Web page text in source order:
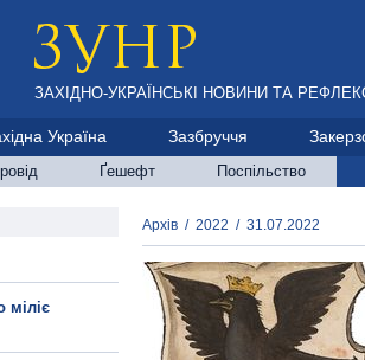
ЗАХІДНО-УКРАЇНСЬКІ НОВИНИ ТА
Україна Зазбруччя
Ґешефт Поспільство
міліє
Архів / 2022 / 31.07.2022